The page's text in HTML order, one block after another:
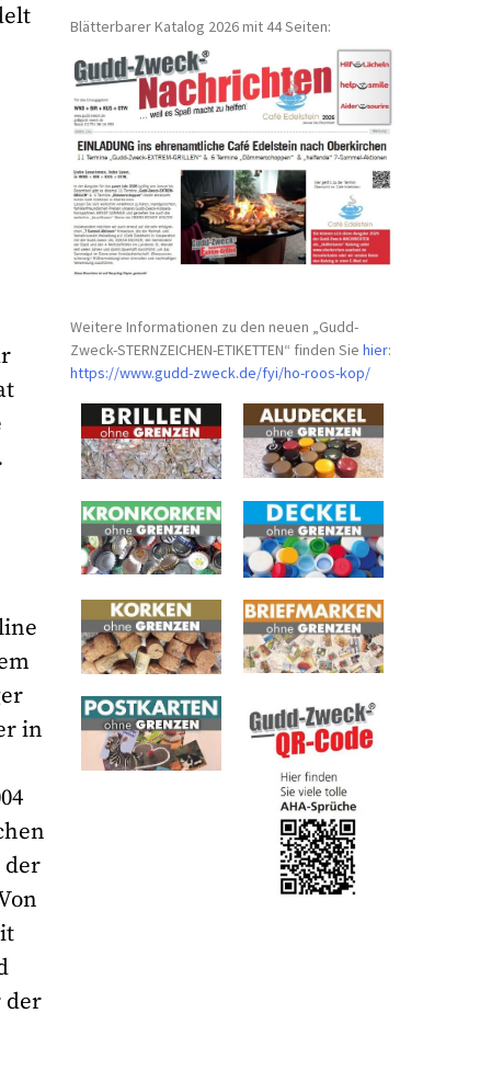
in
der
der
Blätterbarer Katalog 2026 mit 44 Seiten:
Weitere Informationen zu den neuen „Gudd-
Zweck-STERNZEICHEN-ETIKETTEN“ finden Siehier:
https://www.gudd-zweck.de/fyi/ho-roos-kop/